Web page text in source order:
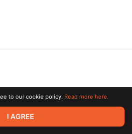
All rights reserved. All trademarks
owners.
to our cookie policy. Read more here.
I AGREE